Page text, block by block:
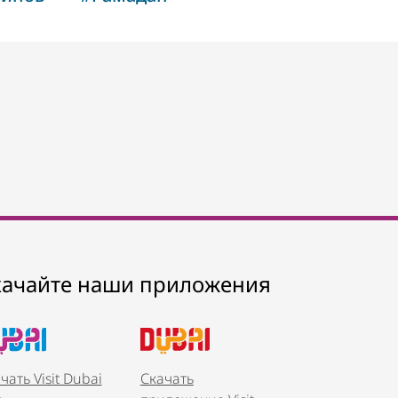
наши приложения
Visit Dubai
Скачать